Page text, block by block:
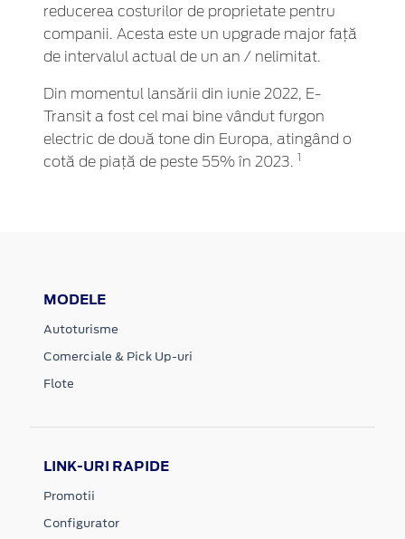
reducerea costurilor de proprietate pentru
companii. Acesta este un upgrade major față
de intervalul actual de un an / nelimitat.
Din momentul lansării din iunie 2022, E-
Transit a fost cel mai bine vândut furgon
electric de două tone din Europa, atingând o
cotă de piață de peste 55% în 2023.
MODELE
Autoturisme
Comerciale & Pick Up-uri
Flote
LINK-URI RAPIDE
Promotii
Configurator